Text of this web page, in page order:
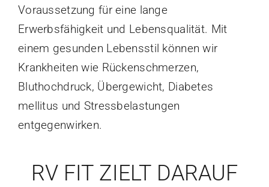
Voraussetzung für eine lange
Erwerbsfähigkeit und Lebensqualität. Mit
einem gesunden Lebensstil können wir
Krankheiten wie Rückenschmerzen,
Bluthochdruck, Übergewicht, Diabetes
mellitus und Stressbelastungen
entgegenwirken.
RV FIT ZIELT DARAUF